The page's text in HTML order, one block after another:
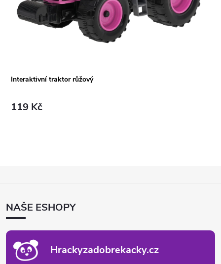
Interaktivní traktor růžový
119 Kč
ANAŠE ESHOPY
Hrackyzadobrekacky.cz